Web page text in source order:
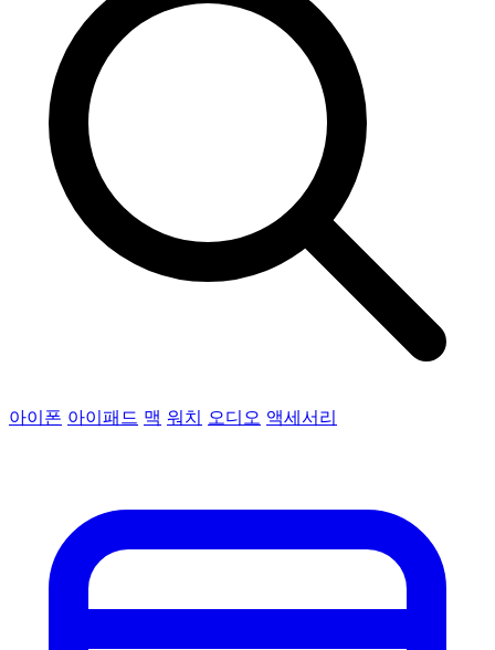
아이폰 아이패드 맥 워치 오디오 액세서리